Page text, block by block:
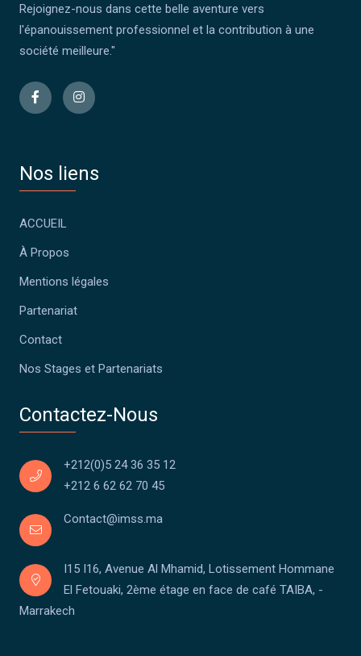
Rejoignez-nous dans cette belle aventure vers
l'épanouissement professionnel et la contribution à une
société meilleure."
Nos liens
ACCUEIL
À Propos
Mentions légales
Partenariat
Contact
Nos Stages et Partenariats
Contactez-Nous
+212(0)5 24 36 35 12
+212 6 62 62 70 45
Contact@imss.ma
I15 I16, Avenue Al Mhamid, Lotissement Hommane
El Fetouaki, 2ème étage en face de café TAIBA, -
Marrakech